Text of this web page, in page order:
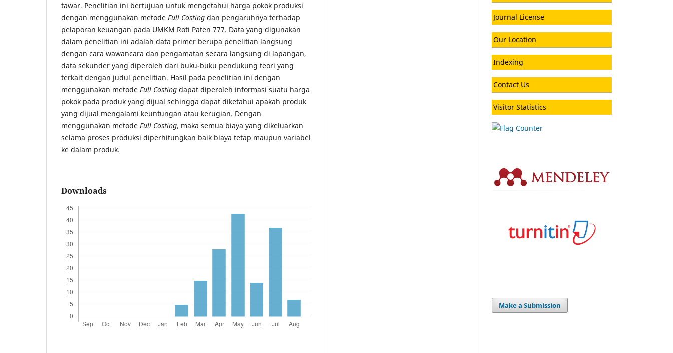
tawar. Penelitian ini bertujuan untuk mengetahui harga pokok produksi
dengan menggunakan metode Full Costing dan pengaruhnya terhadap
pelaporan keuangan pada UMKM Roti Paten 777. Data yang digunakan
dalam penelitian ini adalah data primer berupa penelitian langsung
dengan cara wawancara dan pengamatan secara langsung di lapangan,
data sekunder yang diperoleh dari buku-buku pendukung teori yang
terkait dengan judul penelitian. Hasil pada penelitian ini dengan
menggunakan metode Full Costing dapat diperoleh informasi suatu harga
pokok pada produk yang dijual sehingga dapat diketahui apakah produk
yang dijual mengalami keuntungan atau kerugian. Dengan
menggunakan metode Full Costing, maka semua biaya yang dikeluarkan
selama proses produksi diperhitungkan baik biaya tetap maupun variabel
ke dalam produk.
Downloads
Journal License
Our Location
Indexing
Contact Us
Visitor Statistics
Make a Submission